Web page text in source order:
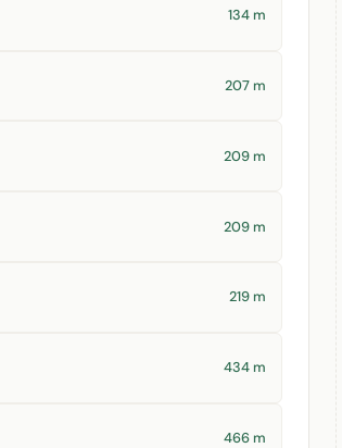
134 m
207 m
209 m
209 m
219 m
434 m
466 m